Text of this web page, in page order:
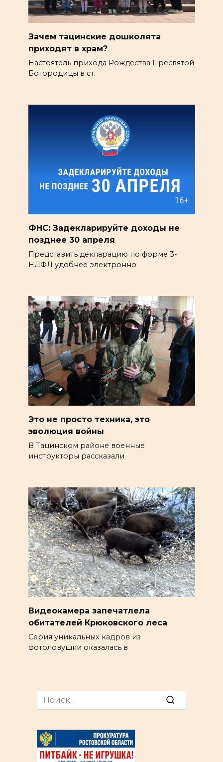
Зачем тацинские дошколята
приходят в храм?
Настоятель прихода Рождества Пресвятой
Богородицы в ст.
ФНС: Задекларируйте доходы не
позднее 30 апреля
Представить декларацию по форме 3-
НДФЛ удобнее электронно.
Это не просто техника, это
эволюция войны
В Тацинском районе военные
инструкторы рассказали
Видеокамера запечатлела
обитателей Крюковского леса
Серия уникальных кадров из
фотоловушки оказалась в
Search
for: